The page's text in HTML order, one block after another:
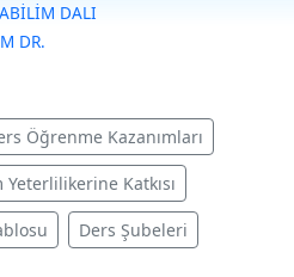
DALI
DR.
Öğrenme Kazanımları
Katkısı
Ders Şubeleri